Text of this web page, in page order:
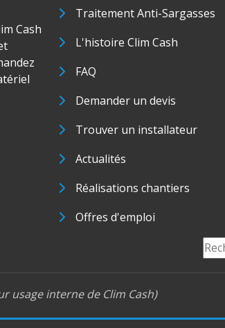
Cash
Traitement Anti-Sargasses
L'histoire Clim Cash
FAQ
Demander un devis
Trouver un installateur
Actualités
Réalisations chantiers
Offres d'emploi
usage interne de Clim Cash)